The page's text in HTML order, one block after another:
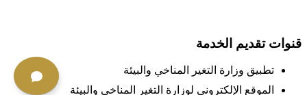
قنوات تقديم الخدمة
تطبيق وزارة التغير المناخي والبيئة
الموقع الإلكتروني لوزارة التغير المناخي والبيئة